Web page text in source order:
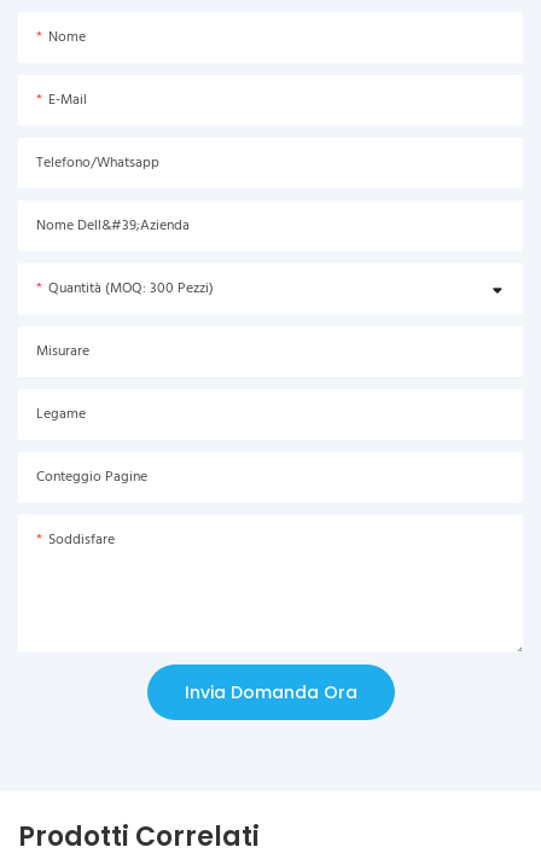
Nome
E-Mail
Telefono/Whatsapp
Nome Dell&#39;azienda
Quantità (MOQ: 300 Pezzi)
Misurare
Legame
Conteggio Pagine
Soddisfare
Invia Domanda Ora
Prodotti Correlati